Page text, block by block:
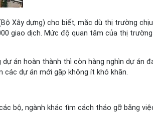
Xây dựng) cho biết, mặc dù thị trường
giao dịch. Mức độ quan tâm của thị
án hoàn thành thì còn hàng nghìn dự án
dự án mới gặp không ít khó khăn.
bộ, ngành khác tìm cách tháo gỡ bằng